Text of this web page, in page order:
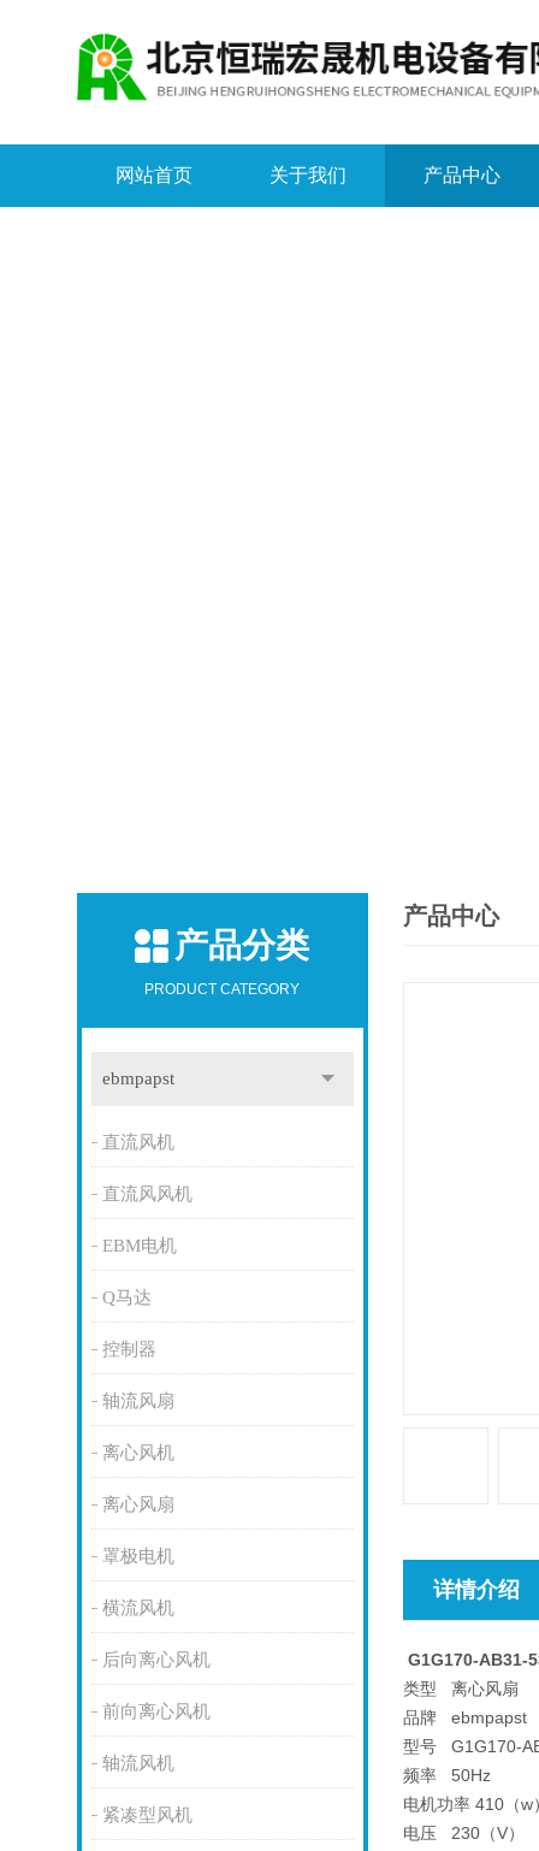
网站首页 关于我们 产品中心
产品分类
PRODUCT CATEGORY
ebmpapst
直流风机
直流风风机
EBM电机
Q马达
控制器
轴流风扇
离心风机
离心风扇
罩极电机
横流风机
后向离心风机
前向离心风机
轴流风机
紧凑型风机
产品中心
详情介绍
G1G170-AB31-
类型 离心风扇
品牌 ebmpapst
型号 G1G170-
频率 50Hz
电机功率 410（w
电压 230（V）